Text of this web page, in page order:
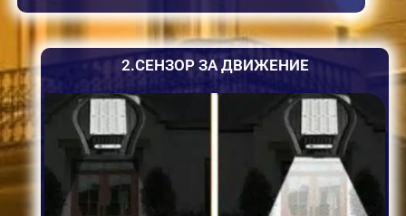
2.СЕНЗОР ЗА ДВИЖЕНИЕ